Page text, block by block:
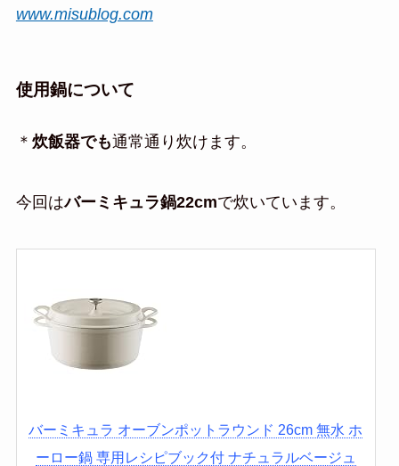
www.misublog.com
使用鍋について
＊ 炊飯器でも通常通り炊けます。
今回はバーミキュラ鍋22cmで炊いています。
バーミキュラ オーブンポットラウンド 26cm 無水 ホ
ーロー鍋 専用レシピブック付 ナチュラルベージュ